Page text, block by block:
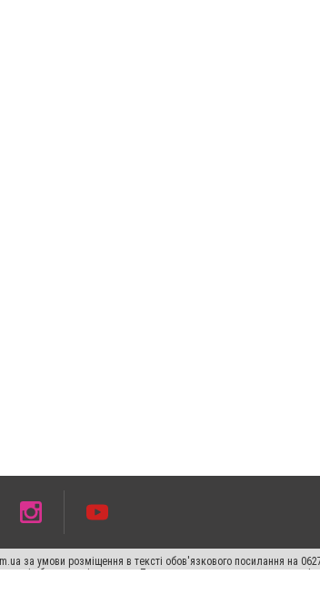
за умови розміщення в тексті обов'язкового посилання на
або в якості джерела. Порушення виняткових прав